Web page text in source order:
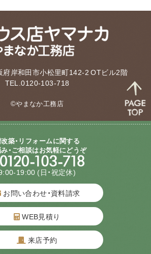
岸和田市小松里町142-2 OTビル2階
TEL.0120-103-718
©やまなか工務店
築・リフォームに関する
・ご相談はお気軽にどうぞ
19:00 (日・祝定休)
お問い合わせ・資料請求
WEB見積り
来店予約